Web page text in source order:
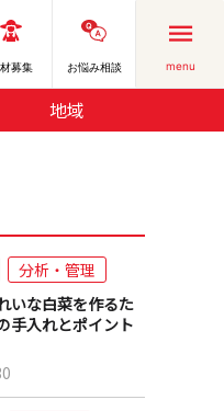
募集 お悩み相談 menu
地域
分析・管理
いな白菜を作るた
手入れとポイント